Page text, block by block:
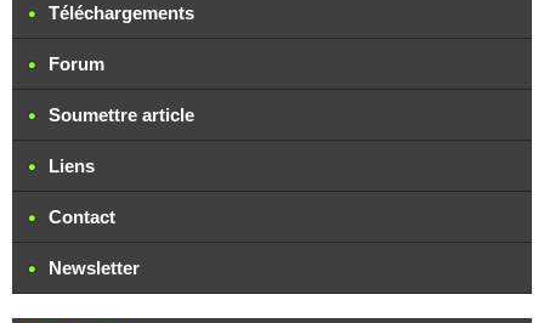
Téléchargements
Forum
Soumettre article
Liens
Contact
Newsletter